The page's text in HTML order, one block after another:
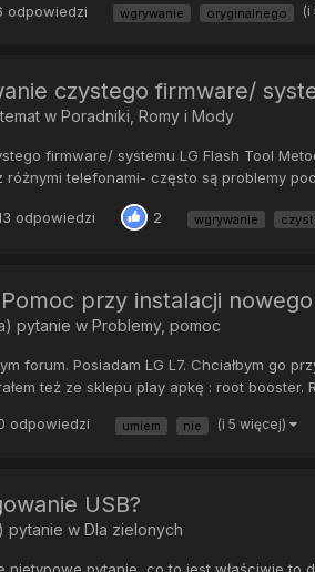
odpowiedzi wgrywanie oryginalnego (i
czystego firmware/
w Poradniki, Romy i Mody
firmware/ systemu LG Flash Tool
telefonami- często są problemy
odpowiedzi 2 wgrywanie
przy instalacji
pytanie w Problemy, pomoc
forum. Posiadam LG L7. Chciałbym go
też ze sklepu play apkę : root
odpowiedzi umiem nie (i 5 więcej)
USB?
pytanie w Dla zielonych
nietypowe pytanie, co to jest właściwie